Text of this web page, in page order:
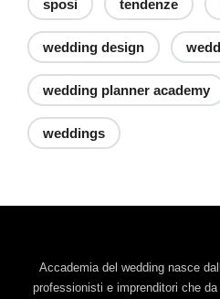
sposi tendenze
wedding design
wedding planner academy
weddings
Accademia del wedding nasce
professionisti e imprenditori che